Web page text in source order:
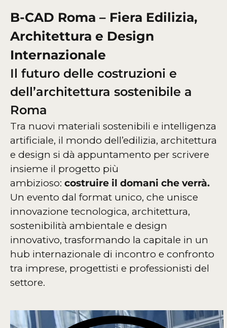
B-CAD Roma – Fiera Edilizia,
Architettura e Design
Internazionale
Il futuro delle costruzioni e
dell’architettura sostenibile a
Roma
Tra nuovi materiali sostenibili e intelligenza
artificiale, il mondo dell’edilizia, architettura
e design si dà appuntamento per scrivere
insieme il progetto più
ambizioso: costruire il domani che verrà.
Un evento dal format unico, che unisce
innovazione tecnologica, architettura,
sostenibilità ambientale e design
innovativo, trasformando la capitale in un
hub internazionale di incontro e confronto
tra imprese, progettisti e professionisti del
settore.